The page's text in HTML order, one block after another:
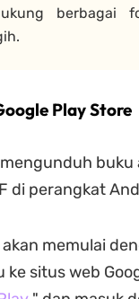
berbagai
Play Store
buku
di perangkat
memulai
ke situs web